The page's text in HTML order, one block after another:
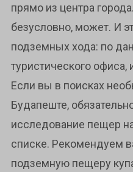
прямо из центра
безусловно, может. И
подземных хода: по
туристического офиса,
Если вы в поисках
Будапеште,
исследование пещер
списке. Рекомендуем
подземную пещеру